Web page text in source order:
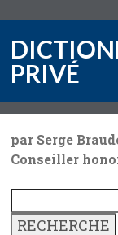
PRIVÉ
par Serge
Conseiller